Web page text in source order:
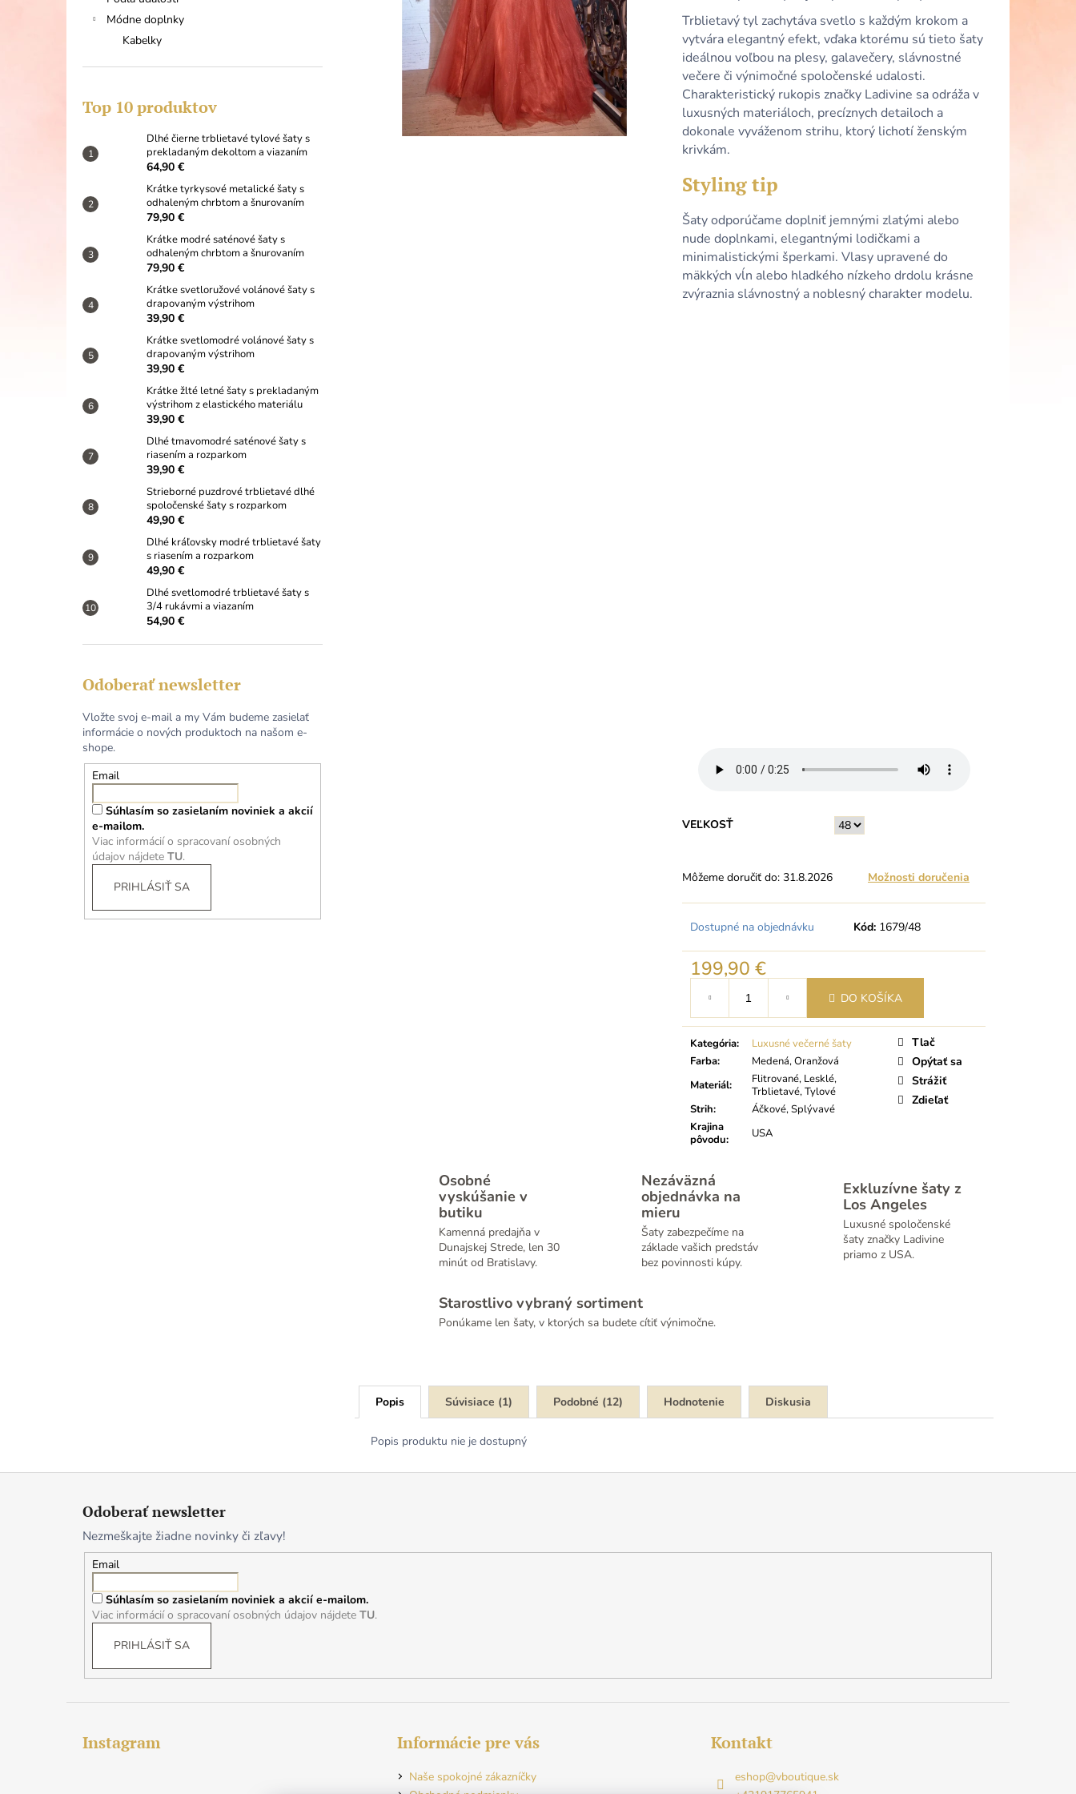
Módne doplnky
Kabelky
Top 10 produktov
Dlhé čierne trblietavé tylové šaty s
prekladaným dekoltom a viazaním
64,90 €
Krátke tyrkysové metalické šaty s
odhaleným chrbtom a šnurovaním
79,90 €
Krátke modré saténové šaty s
odhaleným chrbtom a šnurovaním
79,90 €
Krátke svetloružové volánové šaty s
drapovaným výstrihom
39,90 €
Krátke svetlomodré volánové šaty s
drapovaným výstrihom
39,90 €
Krátke žlté letné šaty s prekladaným
výstrihom z elastického materiálu
39,90 €
Dlhé tmavomodré saténové šaty s
riasením a rozparkom
39,90 €
Strieborné puzdrové trblietavé dlhé
spoločenské šaty s rozparkom
49,90 €
Dlhé kráľovsky modré trblietavé šaty
s riasením a rozparkom
49,90 €
Dlhé svetlomodré trblietavé šaty s
3/4 rukávmi a viazaním
54,90 €
Odoberať newsletter
Vložte svoj e-mail a my Vám budeme zasielať
informácie o nových produktoch na našom e-
shope.
Email
Súhlasím so zasielaním noviniek a akcií
e-mailom.
Viac informácií o spracovaní osobných
údajov nájdete TU.
PRIHLÁSIŤ SA
Trblietavý tyl zachytáva svetlo s každým krokom a
vytvára elegantný efekt, vďaka ktorému sú tieto šaty
ideálnou voľbou na plesy, galavečery, slávnostné
večere či výnimočné spoločenské udalosti.
Charakteristický rukopis značky Ladivine sa odráža v
luxusných materiáloch, precíznych detailoch a
dokonale vyváženom strihu, ktorý lichotí ženským
krivkám.
Styling tip
Šaty odporúčame doplniť jemnými zlatými alebo
nude doplnkami, elegantnými lodičkami a
minimalistickými šperkami. Vlasy upravené do
mäkkých vĺn alebo hladkého nízkeho drdolu krásne
zvýraznia slávnostný a noblesný charakter modelu.
VEĽKOSŤ
Môžeme doručiť do: 31.8.2026 Možnosti doručenia
Dostupné na objednávku Kód: 1679/48
199,90 €
cena:
DO KOŠÍKA
Kategória:
Luxusné večerné šaty
Farba:
Medená, Oranžová
Materiál:
Flitrované, Lesklé,
Trblietavé, Tylové
Strih:
Áčkové, Splývavé
Krajina
pôvodu: USA
Tlač
Opýtať sa
Strážiť
Zdieľať
Osobné
vyskúšanie v
butiku
Kamenná predajňa v
Dunajskej Strede, len 30
minút od Bratislavy.
Nezáväzná
objednávka na
mieru
Šaty zabezpečíme na
základe vašich predstáv
bez povinnosti kúpy.
Exkluzívne šaty z
Los Angeles
Luxusné spoločenské
šaty značky Ladivine
priamo z USA.
Starostlivo vybraný sortiment
Ponúkame len šaty, v ktorých sa budete cítiť výnimočne.
Popis Súvisiace (1) Podobné (12) Hodnotenie Diskusia
Popis produktu nie je dostupný
ŠATY S PREKLADANÝM DEKOLTOM A S ODHALENÝM CHRBTOM A
ŠNUROVANÍM
ODHALENÝM CHRBTOM A
ŠNUROVANÍM
79,90 €
Odoberať newsletter
Nezmeškajte žiadne novinky či zľavy!
Email
Súhlasím so zasielaním noviniek a akcií e-mailom.
Viac informácií o spracovaní osobných údajov nájdete TU.
PRIHLÁSIŤ SA
Instagram Informácie pre vás
Naše spokojné zákazníčky
Kontakt
eshop@vboutique.sk